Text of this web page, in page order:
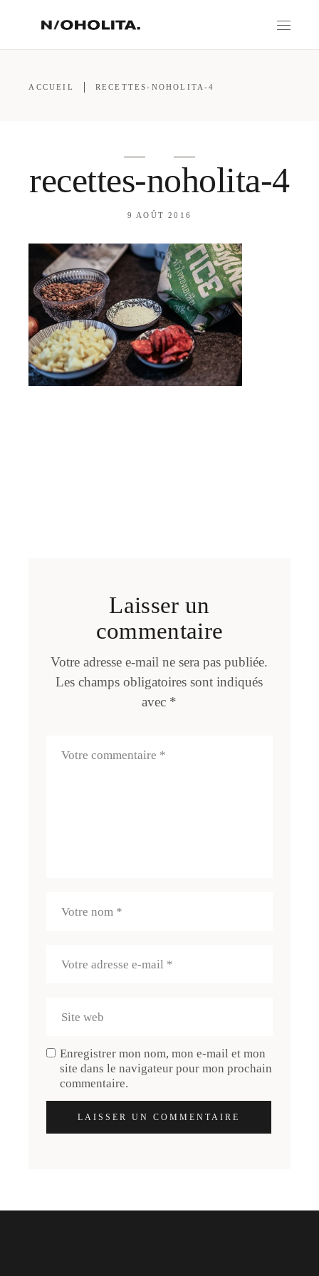
ACCUEIL RECETTES-NOHOLITA-4
recettes-noholita-4
9 AOÛT 2016
Laisser un
commentaire
Votre adresse e-mail ne sera pas publiée.
Les champs obligatoires sont indiqués
avec *
Enregistrer mon nom, mon e-mail et mon
site dans le navigateur pour mon prochain
commentaire.
LAISSER UN COMMENTAIRE